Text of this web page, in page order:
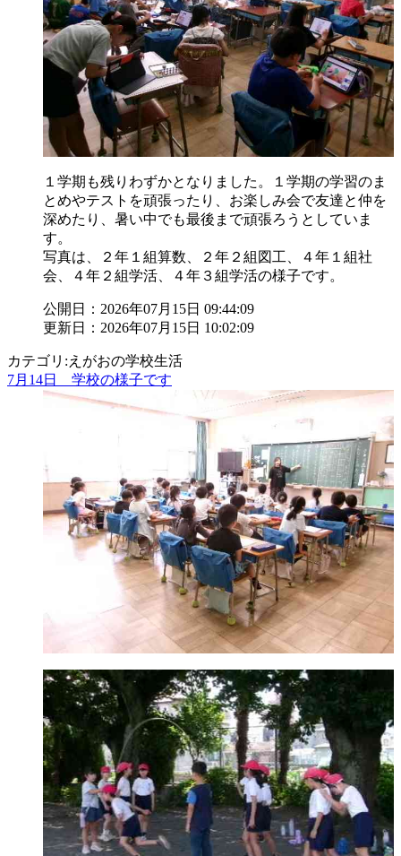
１学期も残りわずかとなりました。１学期の学習のま
とめやテストを頑張ったり、お楽しみ会で友達と仲を
深めたり、暑い中でも最後まで頑張ろうとしていま
す。
写真は、２年１組算数、２年２組図工、４年１組社
会、４年２組学活、４年３組学活の様子です。
公開日：2026年07月15日 09:44:09
更新日：2026年07月15日 10:02:09
カテゴリ:えがおの学校生活
7月14日 学校の様子です